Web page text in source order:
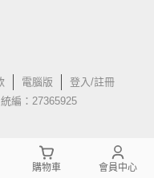
電腦版
登入/註冊
編：27365925
購物車 會員中心